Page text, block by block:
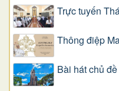
Trực tuyến
Thông điệp
Bài hát chủ